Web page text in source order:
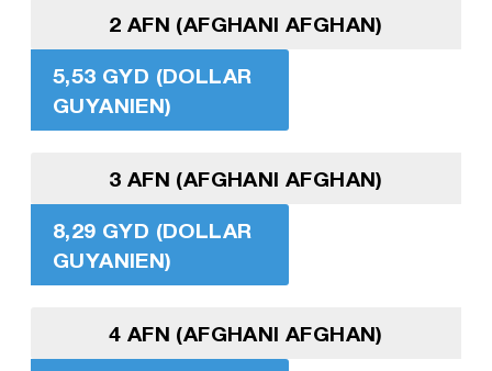
2 AFN (AFGHANI AFGHAN)
5,53 GYD (DOLLAR
GUYANIEN)
3 AFN (AFGHANI AFGHAN)
8,29 GYD (DOLLAR
GUYANIEN)
4 AFN (AFGHANI AFGHAN)